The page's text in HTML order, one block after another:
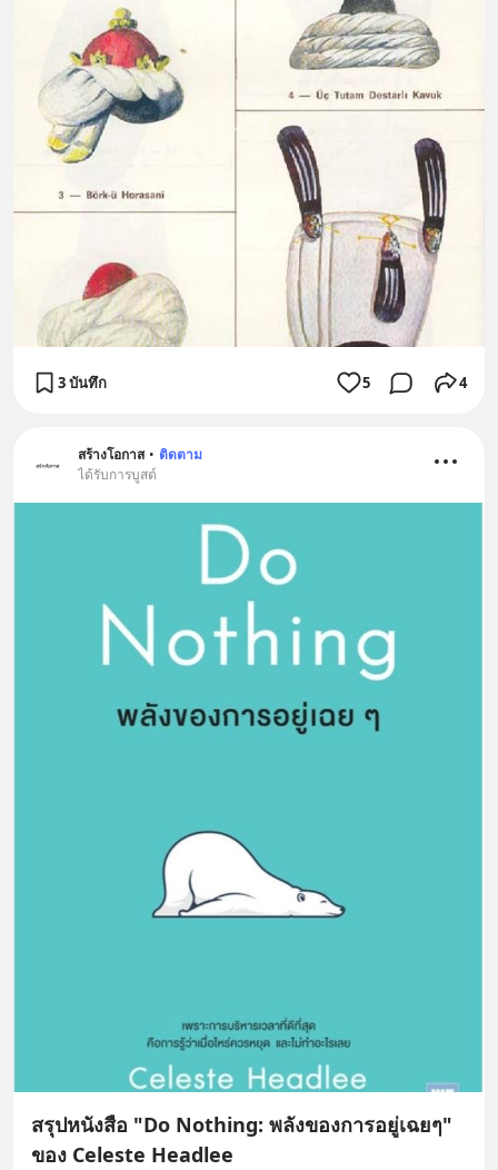
3 บันทึก 5 4
สร้างโอกาส • ติดตาม
ได้รับการบูสต์
สรุปหนังสือ "Do Nothing: พลังของการอยู่เฉยๆ"
ของ Celeste Headlee